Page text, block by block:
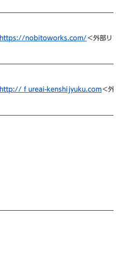
https://nobitoworks.com/ ＜外部リ
http://ｆureai-kenshijyuku.com＜